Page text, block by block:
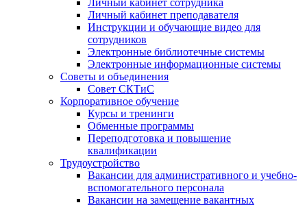
Личный кабинет сотрудника
Личный кабинет преподавателя
Инструкции и обучающие видео для
сотрудников
Электронные библиотечные системы
Электронные информационные системы
Советы и объединения
Совет СКТиС
Корпоративное обучение
Курсы и тренинги
Обменные программы
Переподготовка и повышение
квалификации
Трудоустройство
Вакансии для административного и учебно-
вспомогательного персонала
Вакансии на замещение вакантных